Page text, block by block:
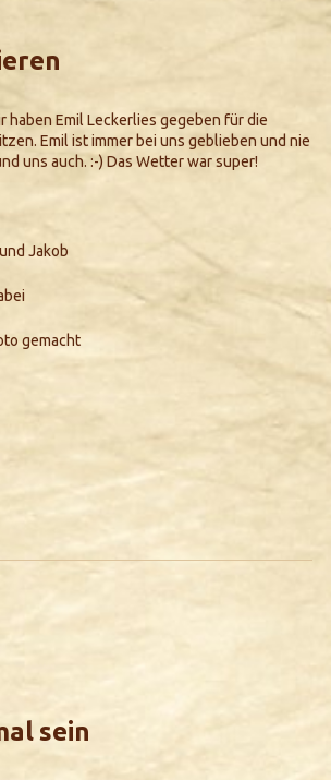
haben Emil Leckerlies gegeben für die
Emil ist immer bei uns geblieben und nie
uns auch. :-) Das Wetter war super!
Jakob
gemacht
sein